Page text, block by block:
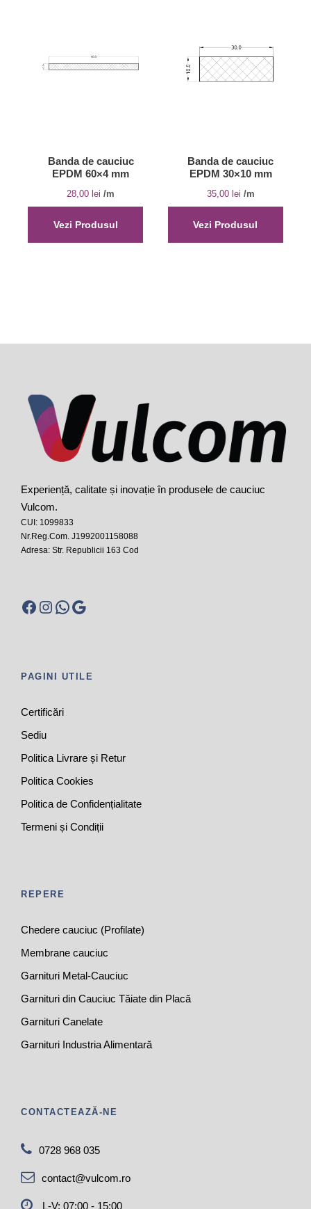
Banda de cauciuc
EPDM 60×4 mm
28,00lei /m
Vezi Produsul
Banda de cauciuc
EPDM 30×10 mm
35,00 lei /m
Vezi Produsul
Experiență, calitate și inovație în produsele de cauciuc
Vulcom.
CUI: 1099833
Nr.Reg.Com. J1992001158088
Adresa: Str. Republicii 163 Cod
Facebook Instagram WhatsApp Google
PAGINI UTILE
Certificări
Sediu
Politica Livrare și Retur
Politica Cookies
Politica de Confidențialitate
Termeni și Condiții
REPERE
Chedere cauciuc (Profilate)
Membrane cauciuc
Garnituri Metal-Cauciuc
Garnituri din Cauciuc Tăiate din Placă
Garnituri Canelate
Garnituri Industria Alimentară
CONTACTEAZĂ-NE
0728 968 035
contact@vulcom.ro
L-V: 07:00 - 15:00